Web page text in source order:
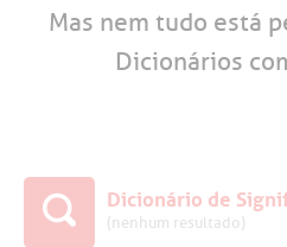
Mas nem tudo está
Dicionários
Dicionário de
(nenhum resultado)